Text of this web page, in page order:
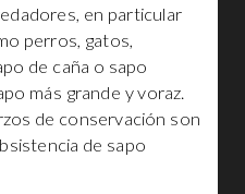
en particular
perros, gatos,
de caña o sapo
más grande y voraz.
de conservación son
de sapo